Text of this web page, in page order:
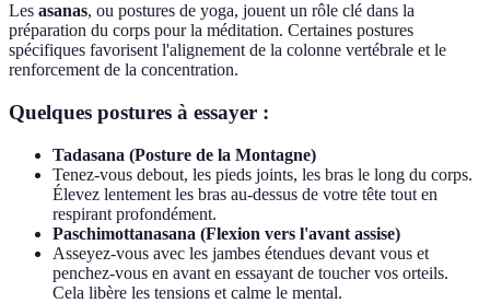
Les asanas, ou postures de yoga, jouent un rôle clé dans la
préparation du corps pour la méditation. Certaines postures
spécifiques favorisent l'alignement de la colonne vertébrale et le
renforcement de la concentration.
Quelques postures à essayer :
Tadasana (Posture de la Montagne)
Tenez-vous debout, les pieds joints, les bras le long du corps.
Élevez lentement les bras au-dessus de votre tête tout en
respirant profondément.
Paschimottanasana (Flexion vers l'avant assise)
Asseyez-vous avec les jambes étendues devant vous et
penchez-vous en avant en essayant de toucher vos orteils.
Cela libère les tensions et calme le mental.